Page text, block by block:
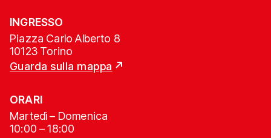
INGRESSO
Piazza Carlo Alberto 8
10123 Torino
Guarda sulla mappa
ORARI
Martedì – Domenica
10:00 – 18:00